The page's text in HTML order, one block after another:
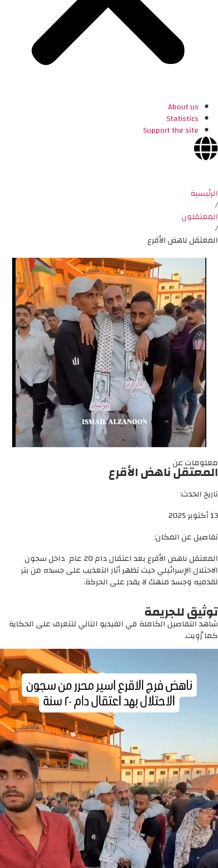
About us
Statistics
Support the site
الرئيسية
/
المعتقلون
/
المعتقل ناهض الأقرع
معلومات عن
المعتقل ناهض الأقرع
تاريخ الحدث:
13 أكتوبر 2025
تفاصيل عن المكان:
المعتقل ناهض الأقرع بعد اعتقال دام 20 عام داخل سجون
الاحتلال الإسرائيلي حيث تظهر أثار التعذيب على جسده من بتر
لقدميه وجسد منهك لا يقدر على الحركة.
توثيق للجريمة
شاهد التفاصيل الكاملة في الفيديو التالي لتتعرف على الحكاية
كما رُوِيت.